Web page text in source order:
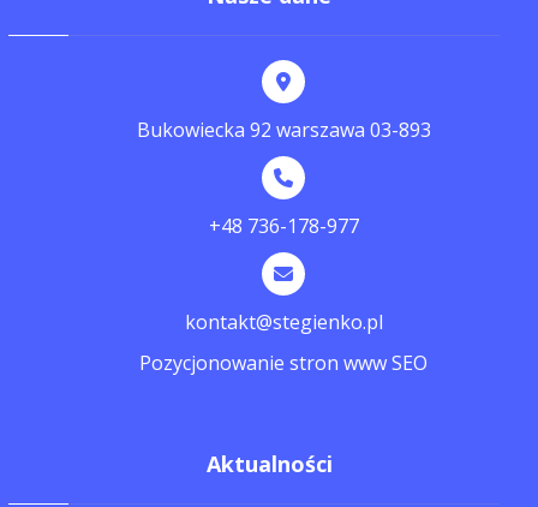
Bukowiecka 92 warszawa 03-893
+48 736-178-977
kontakt@stegienko.pl
Pozycjonowanie stron www SEO
Aktualności